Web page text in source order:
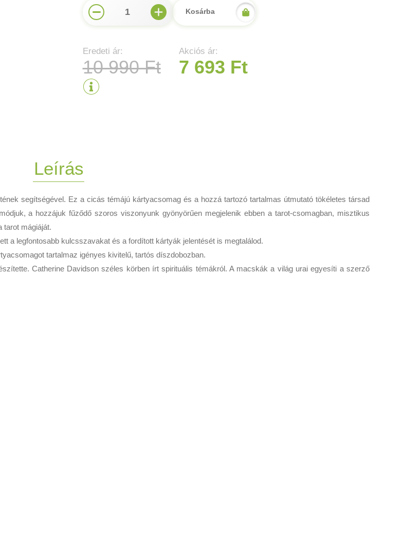
1 Kosárba
Eredeti ár:
10 990 Ft
Akciós ár:
7 693 Ft
Leírás
segítségével. Ez a cicás témájú kártyacsomag és a hozzá tartozó tartalmas útmutató tökéletes társad
a hozzájuk fűződő szoros viszonyunk gyönyörűen megjelenik ebben a tarot-csomagban, misztikus
tarot mágiáját.
a legfontosabb kulcsszavakat és a fordított kártyák jelentését is megtalálod.
tartalmaz igényes kivitelű, tartós díszdobozban.
Catherine Davidson széles körben írt spirituális témákról. A macskák a világ urai egyesíti a szerző